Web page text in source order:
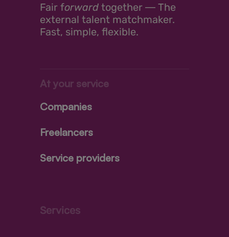
Fair forward together ― The
external talent matchmaker.
Fast, simple, flexible.
At your service
Companies
Freelancers
Service providers
Services